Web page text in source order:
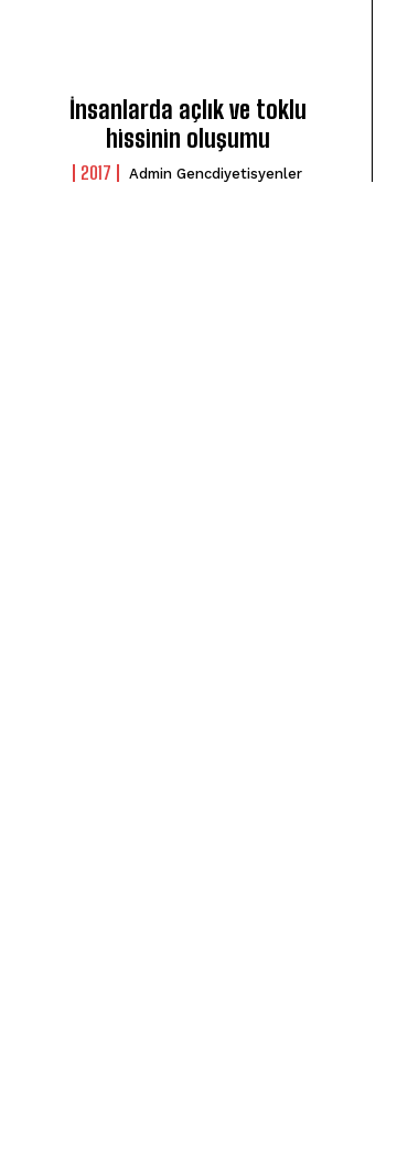
İnsanlarda açlık ve toklu
hissinin oluşumu
2017 Admin Gencdiyetisyenler